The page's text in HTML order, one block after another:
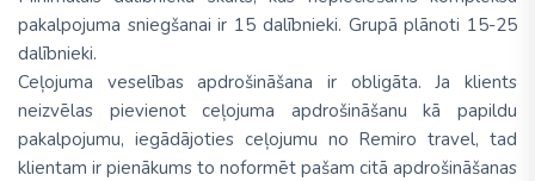
pakalpojuma sniegšanai ir 15 dalībnieki. Grupā plānoti 15-25
dalībnieki.
Ceļojuma veselības apdrošināšana ir obligāta. Ja klients
neizvēlas pievienot ceļojuma apdrošināšanu kā papildu
pakalpojumu, iegādājoties ceļojumu no Remiro travel, tad
klientam ir pienākums to noformēt pašam citā apdrošināšanas